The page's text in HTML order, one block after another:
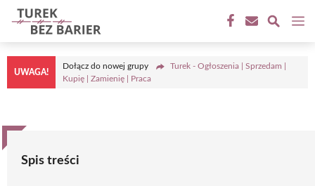
Przejdź
do
treści
UWAGA!
Dołącz do nowej grupy
Turek - Ogłoszenia | Sprzedam |
Kupię | Zamienię | Praca
Spis treści